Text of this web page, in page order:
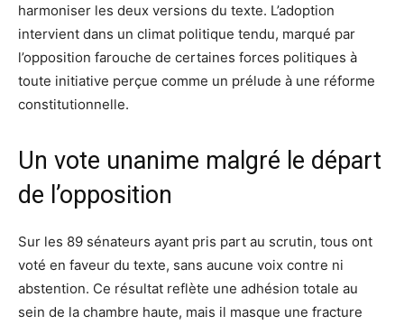
harmoniser les deux versions du texte. L’adoption
intervient dans un climat politique tendu, marqué par
l’opposition farouche de certaines forces politiques à
toute initiative perçue comme un prélude à une réforme
constitutionnelle.
Un vote unanime malgré le départ
de l’opposition
Sur les 89 sénateurs ayant pris part au scrutin, tous ont
voté en faveur du texte, sans aucune voix contre ni
abstention. Ce résultat reflète une adhésion totale au
sein de la chambre haute, mais il masque une fracture